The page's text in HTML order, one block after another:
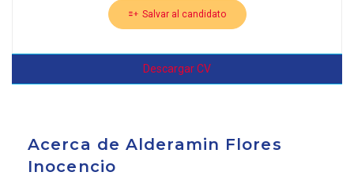
Salvar al candidato
Descargar CV
Acerca de Alderamin Flores
Inocencio